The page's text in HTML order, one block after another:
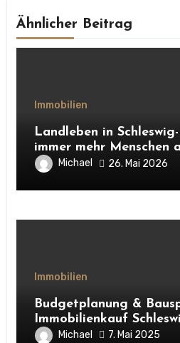
Ähnlicher Beitrag
Immobilien
Landleben in
immer mehr Menschen
Michael 26. Mai 2026
Immobilien
Budgetplanung &
Immobilienkauf
Michael 7. Mai 2025